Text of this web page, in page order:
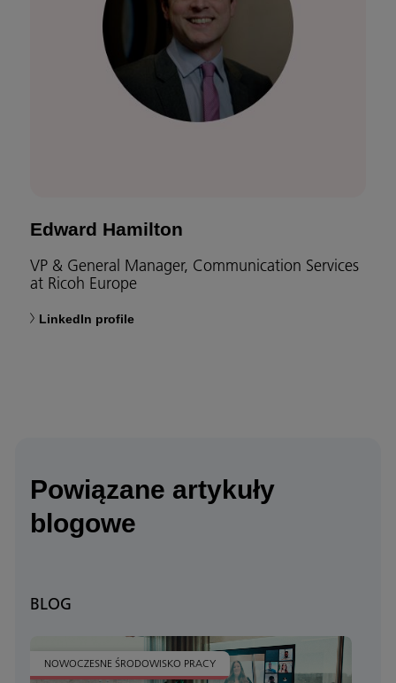
Edward Hamilton
VP & General Manager, Communication Services
at Ricoh Europe
LinkedIn profile
Powiązane artykuły
blogowe
BLOG
NOWOCZESNE ŚRODOWISKO PRACY